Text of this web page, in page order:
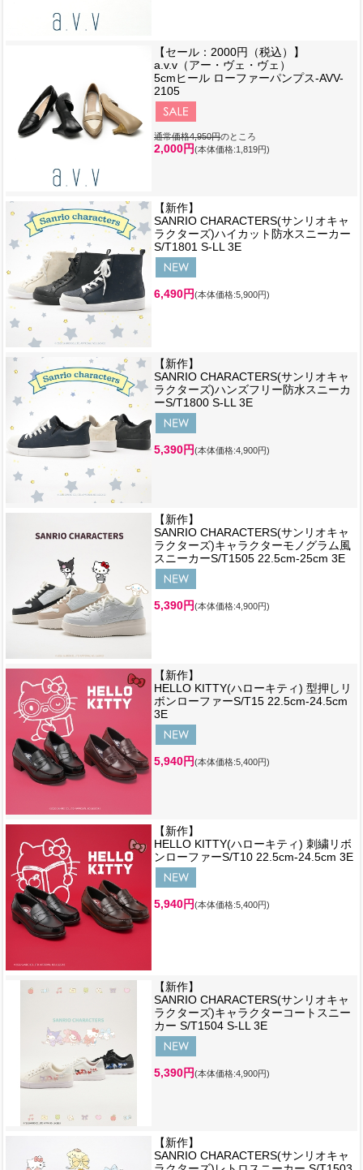
【セール：2000円（税込）】
a.v.v（アー・ヴェ・ヴェ）
5cmヒール ローファーパンプス-AVV-
2105
通常価格4,950円のところ
2,000円(本体価格:1,819円)
【新作】
SANRIO CHARACTERS(サンリオキャ
ラクターズ)ハイカット防水スニーカー
S/T1801 S-LL 3E
6,490円(本体価格:5,900円)
【新作】
SANRIO CHARACTERS(サンリオキャ
ラクターズ)ハンズフリー防水スニーカ
ーS/T1800 S-LL 3E
5,390円(本体価格:4,900円)
【新作】
SANRIO CHARACTERS(サンリオキャ
ラクターズ)キャラクターモノグラム風
スニーカーS/T1505 22.5cm-25cm 3E
5,390円(本体価格:4,900円)
【新作】
HELLO KITTY(ハローキティ) 型押しリ
ボンローファーS/T15 22.5cm-24.5cm
3E
5,940円(本体価格:5,400円)
【新作】
HELLO KITTY(ハローキティ) 刺繍リボ
ンローファーS/T10 22.5cm-24.5cm 3E
5,940円(本体価格:5,400円)
【新作】
SANRIO CHARACTERS(サンリオキャ
ラクターズ)キャラクターコートスニー
カー S/T1504 S-LL 3E
5,390円(本体価格:4,900円)
【新作】
SANRIO CHARACTERS(サンリオキャ